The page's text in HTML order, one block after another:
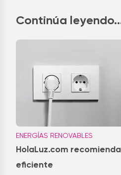
Continúa
ENERGÍAS RENOVABLES
HolaLuz.com
eficiente